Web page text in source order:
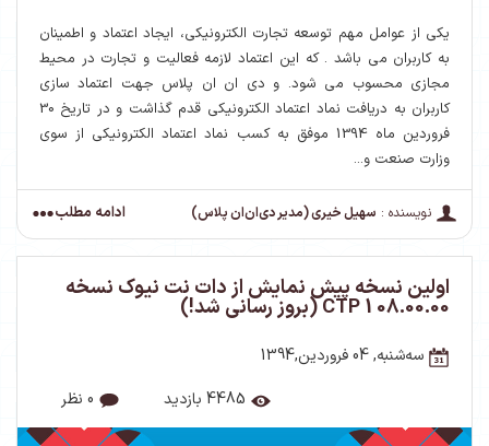
یكی از عوامل مهم توسعه تجارت الكترونیكی، ایجاد اعتماد و اطمینان
به كاربران می باشد . که این اعتماد لازمه فعالیت و تجارت در محیط
مجازی محسوب می شود. و دی ان ان پلاس جهت اعتماد سازی
کاربران به دریافت نماد اعتماد الکترونیکی قدم گذاشت و در تاریخ 30
فروردین ماه 1394 موفق به کسب نماد اعتماد الکترونیکی از سوی
وزارت صنعت و...
نویسنده : سهیل خیری (مدیر دی‌ان‌ان پلاس) ادامه مطلب
اولین نسخه پیش نمایش از دات نت نیوک نسخه
08.00.00 CTP 1 (بروز رسانی شد!)
ﺳﻪشنبه, 04 فروردین,1394